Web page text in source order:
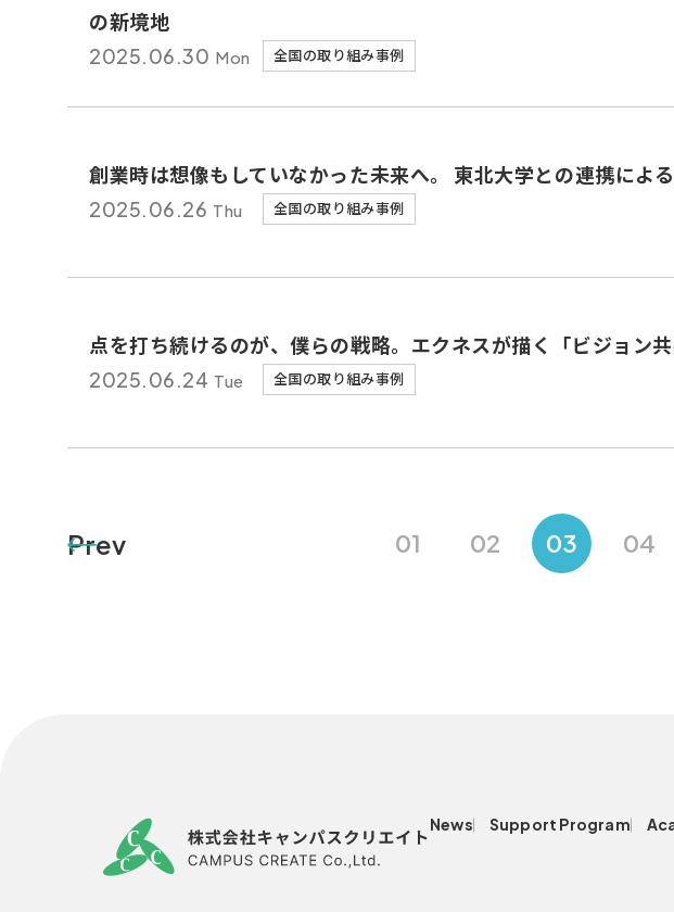
2025. 06.30 Mon 全国の取り組み事例
の新境地
2025. 06.26 Thu 全国の取り組み事例
創業時は想像もしていなかった未来へ。 東北大学との連携によ
2025. 06.24 Tue 全国の取り組み事例
点を打ち続けるのが、僕らの戦略。エクネスが描く「ビジョン
Prev 01 02 03 04
News Support Program